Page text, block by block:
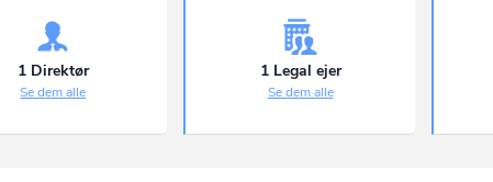
ownr Pipeline
Identificer salgsklare kundeemner
Ownr ajour goes supersonic
1 Direktør
Se dem alle
1 Legal ejer
Se dem alle